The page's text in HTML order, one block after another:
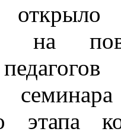
открыло
на
этапа